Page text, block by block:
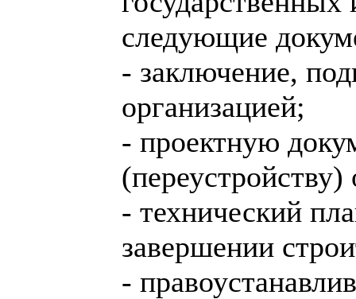
следующие
- заключение,
организацией;
- проектную
(переустройству)
- технический
завершении
-